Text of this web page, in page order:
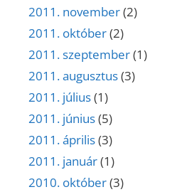
2011. november(2)
2011. október(2)
2011. szeptember(1)
2011. augusztus(3)
2011. július(1)
2011. június(5)
2011. április(3)
2011. január(1)
2010. október(3)